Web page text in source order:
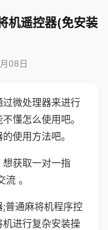
机遥控器(免安装
08日
微处理器来进行
懂怎么使用吧。
使用方法吧。
获取一对一指
。
普通麻将机程序控
进行复杂安装操